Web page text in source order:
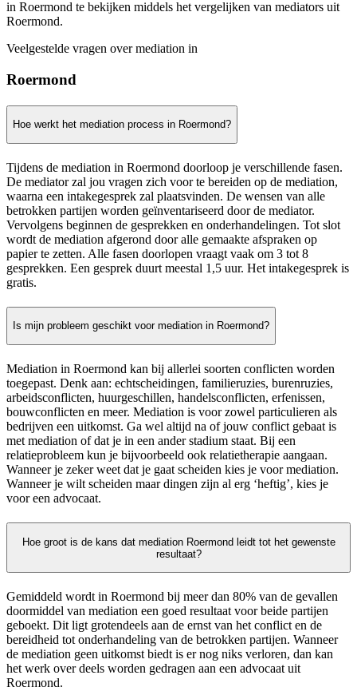
in Roermond te bekijken middels het vergelijken van mediators uit
Roermond.
Veelgestelde vragen over mediation in
Roermond
Hoe werkt het mediation process in Roermond?
Tijdens de mediation in Roermond doorloop je verschillende fasen.
De mediator zal jou vragen zich voor te bereiden op de mediation,
waarna een intakegesprek zal plaatsvinden. De wensen van alle
betrokken partijen worden geïnventariseerd door de mediator.
Vervolgens beginnen de gesprekken en onderhandelingen. Tot slot
wordt de mediation afgerond door alle gemaakte afspraken op
papier te zetten. Alle fasen doorlopen vraagt vaak om 3 tot 8
gesprekken. Een gesprek duurt meestal 1,5 uur. Het intakegesprek is
gratis.
Is mijn probleem geschikt voor mediation in Roermond?
Mediation in Roermond kan bij allerlei soorten conflicten worden
toegepast. Denk aan: echtscheidingen, familieruzies, burenruzies,
arbeidsconflicten, huurgeschillen, handelsconflicten, erfenissen,
bouwconflicten en meer. Mediation is voor zowel particulieren als
bedrijven een uitkomst. Ga wel altijd na of jouw conflict gebaat is
met mediation of dat je in een ander stadium staat. Bij een
relatieprobleem kun je bijvoorbeeld ook relatietherapie aangaan.
Wanneer je zeker weet dat je gaat scheiden kies je voor mediation.
Wanneer je wilt scheiden maar dingen zijn al erg ‘heftig’, kies je
voor een advocaat.
Hoe groot is de kans dat mediation Roermond leidt tot het gewenste
resultaat?
Gemiddeld wordt in Roermond bij meer dan 80% van de gevallen
doormiddel van mediation een goed resultaat voor beide partijen
geboekt. Dit ligt grotendeels aan de ernst van het conflict en de
bereidheid tot onderhandeling van de betrokken partijen. Wanneer
de mediation geen uitkomst biedt is er nog niks verloren, dan kan
het werk over deels worden gedragen aan een advocaat uit
Roermond.